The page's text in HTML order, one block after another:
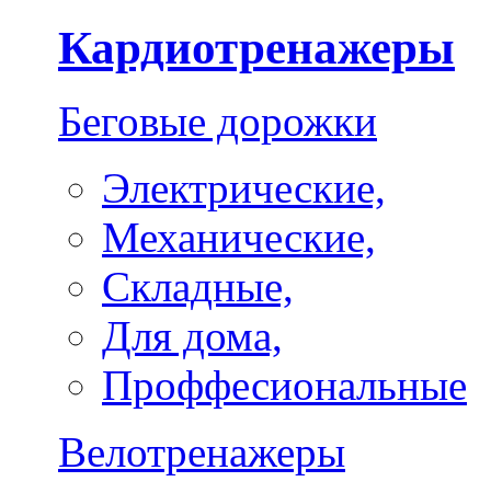
Кардиотренажеры
Беговые дорожки
Электрические,
Механические,
Складные,
Для дома,
Проффесиональные
Велотренажеры